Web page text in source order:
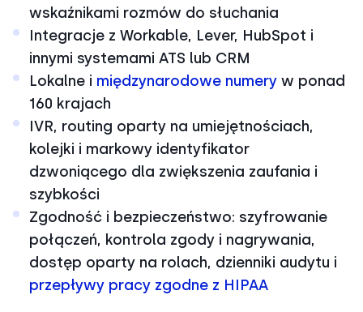
wskaźnikami rozmów do słuchania
Integracje z Workable, Lever, HubSpot i
innymi systemami ATS lub CRM
Lokalne i międzynarodowe numery w ponad
160 krajach
IVR, routing oparty na umiejętnościach,
kolejki i markowy identyfikator
dzwoniącego dla zwiększenia zaufania i
szybkości
Zgodność i bezpieczeństwo: szyfrowanie
połączeń, kontrola zgody i nagrywania,
dostęp oparty na rolach, dzienniki audytu i
przepływy pracy zgodne z HIPAA